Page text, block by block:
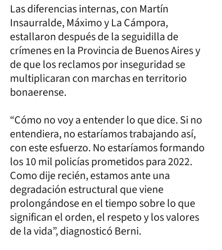
Las diferencias internas, con Martín
Insaurralde, Máximo y La Cámpora,
estallaron después de la seguidilla de
crímenes en la Provincia de Buenos Aires y
de que los reclamos por inseguridad se
multiplicaran con marchas en territorio
bonaerense.
“Cómo no voy a entender lo que dice. Si no
entendiera, no estaríamos trabajando así,
con este esfuerzo. No estaríamos formando
los 10 mil policías prometidos para 2022.
Como dije recién, estamos ante una
degradación estructural que viene
prolongándose en el tiempo sobre lo que
significan el orden, el respeto y los valores
de la vida”, diagnosticó Berni.